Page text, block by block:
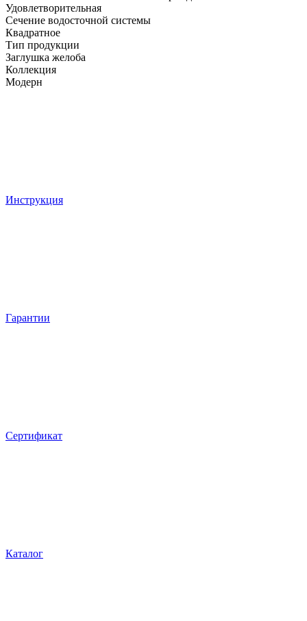
Удовлетворительная
Сечение водосточной системы
Квадратное
Тип продукции
Заглушка желоба
Коллекция
Модерн
Инструкция
Гарантии
Сертификат
Каталог